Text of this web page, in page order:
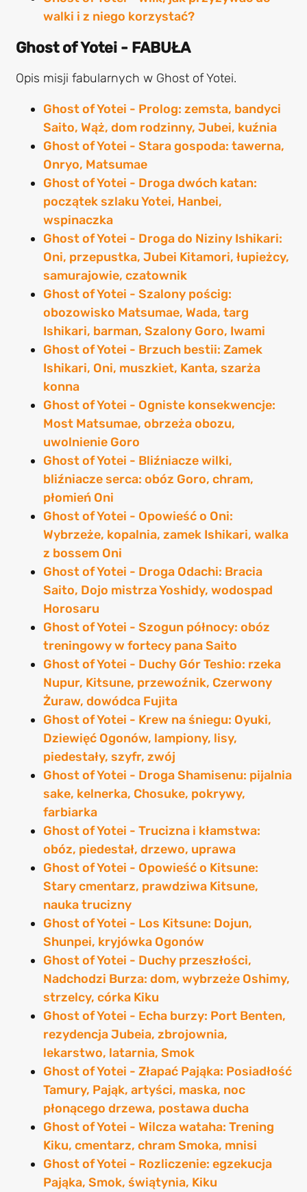
walki i z niego korzystać?
Ghost of Yotei - FABUŁA
Opis misji fabularnych w Ghost of Yotei.
Ghost of Yotei - Prolog: zemsta, bandyci
Saito, Wąż, dom rodzinny, Jubei, kuźnia
Ghost of Yotei - Stara gospoda: tawerna,
Onryo, Matsumae
Ghost of Yotei - Droga dwóch katan:
początek szlaku Yotei, Hanbei,
wspinaczka
Ghost of Yotei - Droga do Niziny Ishikari:
Oni, przepustka, Jubei Kitamori, łupieżcy,
samurajowie, czatownik
Ghost of Yotei - Szalony pościg:
obozowisko Matsumae, Wada, targ
Ishikari, barman, Szalony Goro, Iwami
Ghost of Yotei - Brzuch bestii: Zamek
Ishikari, Oni, muszkiet, Kanta, szarża
konna
Ghost of Yotei - Ogniste konsekwencje:
Most Matsumae, obrzeża obozu,
uwolnienie Goro
Ghost of Yotei - Bliźniacze wilki,
bliźniacze serca: obóz Goro, chram,
płomień Oni
Ghost of Yotei - Opowieść o Oni:
Wybrzeże, kopalnia, zamek Ishikari, walka
z bossem Oni
Ghost of Yotei - Droga Odachi: Bracia
Saito, Dojo mistrza Yoshidy, wodospad
Horosaru
Ghost of Yotei - Szogun północy: obóz
treningowy w fortecy pana Saito
Ghost of Yotei - Duchy Gór Teshio: rzeka
Nupur, Kitsune, przewoźnik, Czerwony
Żuraw, dowódca Fujita
Ghost of Yotei - Krew na śniegu: Oyuki,
Dziewięć Ogonów, lampiony, lisy,
piedestały, szyfr, zwój
Ghost of Yotei - Droga Shamisenu: pijalnia
sake, kelnerka, Chosuke, pokrywy,
farbiarka
Ghost of Yotei - Trucizna i kłamstwa:
obóz, piedestał, drzewo, uprawa
Ghost of Yotei - Opowieść o Kitsune:
Stary cmentarz, prawdziwa Kitsune,
nauka trucizny
Ghost of Yotei - Los Kitsune: Dojun,
Shunpei, kryjówka Ogonów
Ghost of Yotei - Duchy przeszłości,
Nadchodzi Burza: dom, wybrzeże Oshimy,
strzelcy, córka Kiku
Ghost of Yotei - Echa burzy: Port Benten,
rezydencja Jubeia, zbrojownia,
lekarstwo, latarnia, Smok
Ghost of Yotei - Złapać Pająka: Posiadłość
Tamury, Pająk, artyści, maska, noc
płonącego drzewa, postawa ducha
Ghost of Yotei - Wilcza wataha: Trening
Kiku, cmentarz, chram Smoka, mnisi
Ghost of Yotei - Rozliczenie: egzekucja
Pająka, Smok, świątynia, Kiku